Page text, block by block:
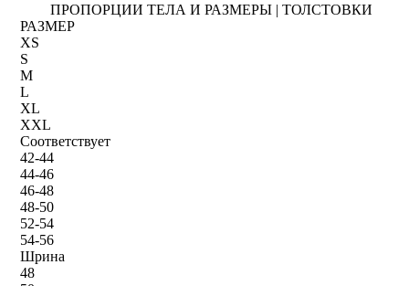
ПРОПОРЦИИ ТЕЛА И РАЗМЕРЫ | ТОЛСТОВКИ
РАЗМЕР
XS
S
M
L
XL
XXL
Соответствует
42-44
44-46
46-48
48-50
52-54
54-56
Шрина
48